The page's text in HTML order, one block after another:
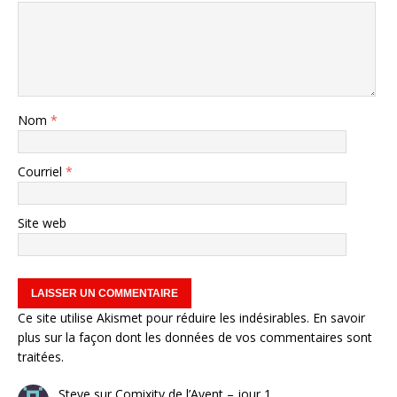
Nom *
Courriel *
Site web
Ce site utilise Akismet pour réduire les indésirables. En savoir
plus sur la façon dont les données de vos commentaires sont
traitées.